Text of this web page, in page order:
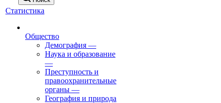
Статистика
Общество
Демография —
Наука и образование
—
Преступность и
правоохранительные
органы —
География и природа